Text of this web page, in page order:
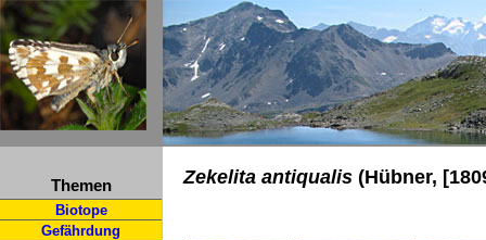
Themen
Biotope
Gefährdung
Zekelita antiqualis (Hübner,